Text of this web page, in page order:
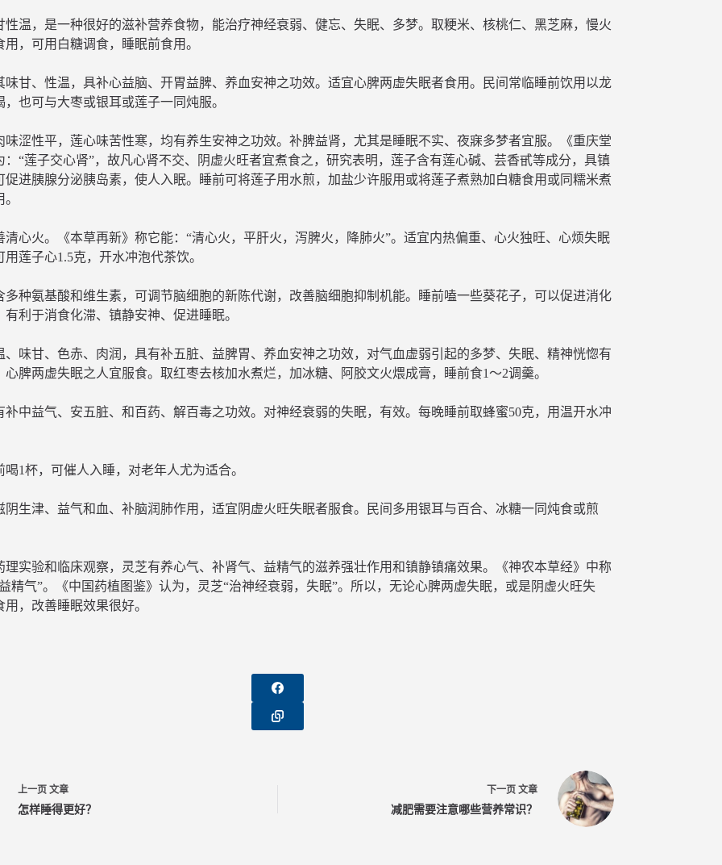
性温，是一种很好的滋补营养食物，能治疗神经衰弱、健忘、失眠、多梦。取粳米、核桃仁、黑芝麻，慢火
用，可用白糖调食，睡眠前食用。
味甘、性温，具补心益脑、开胃益脾、养血安神之功效。适宜心脾两虚失眠者食用。民间常临睡前饮用以龙
，也可与大枣或银耳或莲子一同炖服。
味涩性平，莲心味苦性寒，均有养生安神之功效。补脾益肾，尤其是睡眠不实、夜寐多梦者宜服。《重庆堂
：“莲子交心肾”，故凡心肾不交、阴虚火旺者宜煮食之，研究表明，莲子含有莲心碱、芸香甙等成分，具镇
促进胰腺分泌胰岛素，使人入眠。睡前可将莲子用水煎，加盐少许服用或将莲子煮熟加白糖食用或同糯米煮
清心火。《本草再新》称它能：“清心火，平肝火，泻脾火，降肺火”。适宜内热偏重、心火独旺、心烦失眠
莲子心1.5克，开水冲泡代茶饮。
多种氨基酸和维生素，可调节脑细胞的新陈代谢，改善脑细胞抑制机能。睡前嗑一些葵花子，可以促进消化
有利于消食化滞、镇静安神、促进睡眠。
、味甘、色赤、肉润，具有补五脏、益脾胃、养血安神之功效，对气血虚弱引起的多梦、失眠、精神恍惚有
心脾两虚失眠之人宜服食。取红枣去核加水煮烂，加冰糖、阿胶文火煨成膏，睡前食1～2调羹。
补中益气、安五脏、和百药、解百毒之功效。对神经衰弱的失眠，有效。每晚睡前取蜂蜜50克，用温开水冲
喝1杯，可催人入睡，对老年人尤为适合。
阴生津、益气和血、补脑润肺作用，适宜阴虚火旺失眠者服食。民间多用银耳与百合、冰糖一同炖食或煎
理实验和临床观察，灵芝有养心气、补肾气、益精气的滋养强壮作用和镇静镇痛效果。《神农本草经》中称
精气”。《中国药植图鉴》认为，灵芝“治神经衰弱，失眠”。所以，无论心脾两虚失眠，或是阴虚火旺失
，改善睡眠效果很好。
上一页 文章
怎样睡得更好？
下一页 文章
减肥需要注意哪些营养常识？